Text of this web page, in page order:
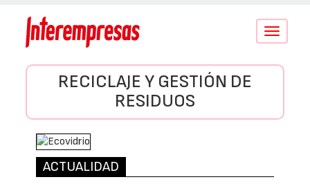
Conmutar
RECICLAJE Y GESTIÓN DE
RESIDUOS
ACTUALIDAD